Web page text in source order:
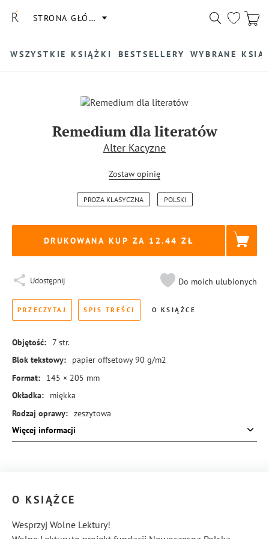
STRONA GŁÓWNA
WSZYSTKIE KSIĄŻKI BESTSELLERY WYBRANE
Remedium dla literatów
Alter Kacyzne
Zostaw opinię
PROZA KLASYCZNA POLSKI
DRUKOWANA KUP ZA 12.44
Udostępnij Do moich ulubionych
PRZECZYTAJ SPIS TREŚCI O KSIĄŻCE
Objętość: 7 str.
Blok tekstowy:
papier offsetowy 90 g/m2
Format:
145 × 205 mm
Okładka:
miękka
Rodzaj oprawy: zeszytowa
ISBN:
978-83-288-0330-5
Więcej informacji
O KSIĄŻCE
Wesprzyj Wolne Lektury!